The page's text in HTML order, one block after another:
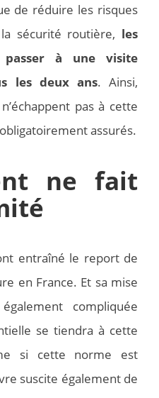
de réduire les risques
sécurité routière, les
passer à une visite
les deux ans. Ainsi,
pas à cette
assurés.
ne fait
entraîné le report de
en France. Et sa mise
compliquée
se tiendra à cette
si cette norme est
suscite également de